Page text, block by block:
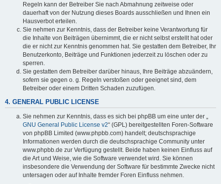
Regeln kann der Betreiber Sie nach Abmahnung zeitweise oder
dauerhaft von der Nutzung dieses Boards ausschließen und Ihnen ein
Hausverbot erteilen.
Sie nehmen zur Kenntnis, dass der Betreiber keine Verantwortung für
die Inhalte von Beiträgen übernimmt, die er nicht selbst erstellt hat oder
die er nicht zur Kenntnis genommen hat. Sie gestatten dem Betreiber, Ihr
Benutzerkonto, Beiträge und Funktionen jederzeit zu löschen oder zu
sperren.
Sie gestatten dem Betreiber darüber hinaus, Ihre Beiträge abzuändern,
sofern sie gegen o. g. Regeln verstoßen oder geeignet sind, dem
Betreiber oder einem Dritten Schaden zuzufügen.
4. GENERAL PUBLIC LICENSE
Sie nehmen zur Kenntnis, dass es sich bei phpBB um eine unter der „
GNU General Public License v2“ (GPL) bereitgestellten Foren-Software
von phpBB Limited (www.phpbb.com) handelt; deutschsprachige
Informationen werden durch die deutschsprachige Community unter
www.phpbb.de zur Verfügung gestellt. Beide haben keinen Einfluss auf
die Art und Weise, wie die Software verwendet wird. Sie können
insbesondere die Verwendung der Software für bestimmte Zwecke nicht
untersagen oder auf Inhalte fremder Foren Einfluss nehmen.